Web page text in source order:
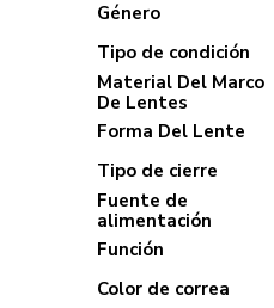
Género
Tipo de condición
Material Del Marco
De Lentes
Forma Del Lente
Tipo de cierre
Fuente de
alimentación
Función
Color de correa